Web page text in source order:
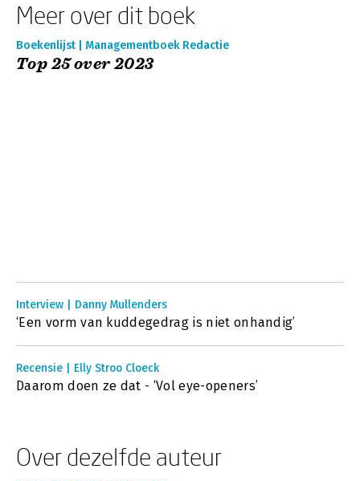
Meer over dit boek
Boekenlijst | Managementboek Redactie
Top 25 over 2023
Interview | Danny Mullenders
‘Een vorm van kuddegedrag is niet onhandig’
Recensie | Elly Stroo Cloeck
Daarom doen ze dat - ‘Vol eye-openers’
Over dezelfde auteur